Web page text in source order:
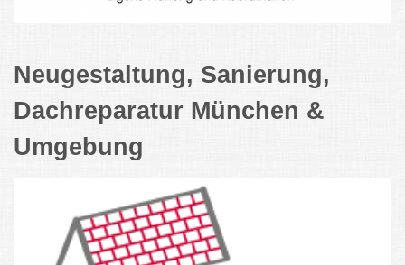
Neugestaltung, Sanierung,
Dachreparatur München &
Umgebung